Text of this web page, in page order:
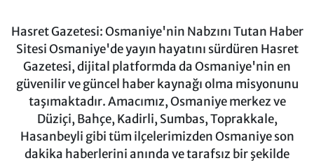
Hasret Gazetesi: Osmaniye'nin Nabzını Tutan Haber
Sitesi Osmaniye'de yayın hayatını sürdüren Hasret
Gazetesi, dijital platformda da Osmaniye'nin en
güvenilir ve güncel haber kaynağı olma misyonunu
taşımaktadır. Amacımız, Osmaniye merkez ve
Düziçi, Bahçe, Kadirli, Sumbas, Toprakkale,
Hasanbeyli gibi tüm ilçelerimizden Osmaniye son
dakika haberlerini anında ve tarafsız bir şekilde